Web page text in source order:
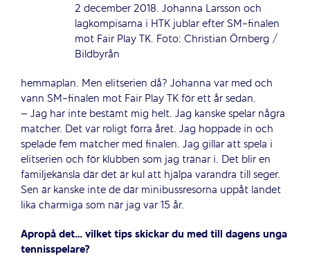
2 december 2018. Johanna Larsson och
lagkompisarna i HTK jublar efter SM-finalen
mot Fair Play TK. Foto: Christian Örnberg /
Bildbyrån
hemmaplan. Men elitserien då? Johanna var med och
vann SM-finalen mot Fair Play TK för ett år sedan.
– Jag har inte bestämt mig helt. Jag kanske spelar några
matcher. Det var roligt förra året. Jag hoppade in och
spelade fem matcher med finalen. Jag gillar att spela i
elitserien och för klubben som jag tränar i. Det blir en
familjekänsla där det är kul att hjälpa varandra till seger.
Sen är kanske inte de där minibussresorna uppåt landet
lika charmiga som när jag var 15 år.
Apropå det… vilket tips skickar du med till dagens unga
tennisspelare?